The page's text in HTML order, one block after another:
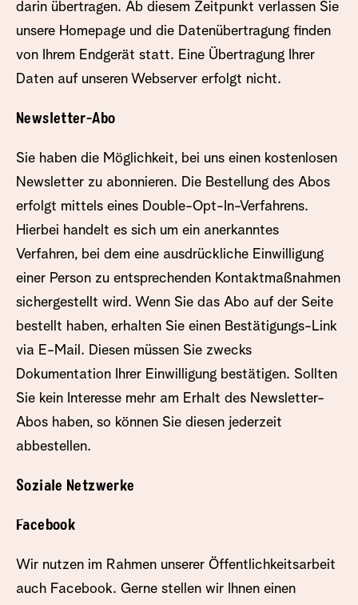
darin übertragen. Ab diesem Zeitpunkt verlassen Sie
unsere Homepage und die Datenübertragung finden
von Ihrem Endgerät statt. Eine Übertragung Ihrer
Daten auf unseren Webserver erfolgt nicht.
Newsletter-Abo
Sie haben die Möglichkeit, bei uns einen kostenlosen
Newsletter zu abonnieren. Die Bestellung des Abos
erfolgt mittels eines Double-Opt-In-Verfahrens.
Hierbei handelt es sich um ein anerkanntes
Verfahren, bei dem eine ausdrückliche Einwilligung
einer Person zu entsprechenden Kontaktmaßnahmen
sichergestellt wird. Wenn Sie das Abo auf der Seite
bestellt haben, erhalten Sie einen Bestätigungs-Link
via E-Mail. Diesen müssen Sie zwecks
Dokumentation Ihrer Einwilligung bestätigen. Sollten
Sie kein Interesse mehr am Erhalt des Newsletter-
Abos haben, so können Sie diesen jederzeit
abbestellen.
Soziale Netzwerke
Facebook
Wir nutzen im Rahmen unserer Öffentlichkeitsarbeit
auch Facebook. Gerne stellen wir Ihnen einen